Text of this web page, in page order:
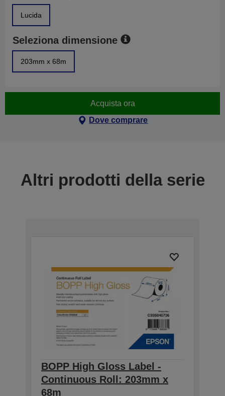
Lucida
Seleziona dimensione
203mm x 68m
Acquista ora
Dove comprare
Altri prodotti della serie
BOPP High Gloss Label -
Continuous Roll: 203mm x
68m